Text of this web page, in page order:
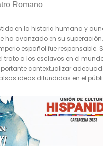
Romano
en la historia humana y
ha avanzado en su
español fue responsable.
trato a los esclavos en el
contextualizar
ideas difundidas en el